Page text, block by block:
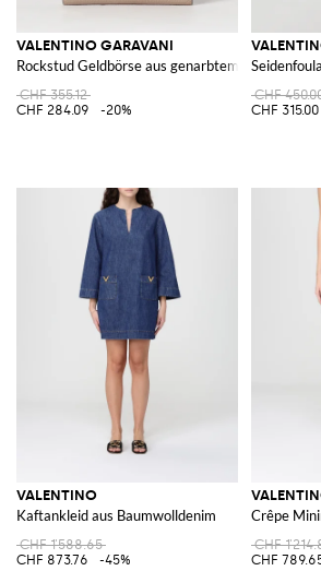
VALENTINO GARAVANI
Rockstud Geldbörse aus genarbtem Leder
CHF 355.12
CHF 284.09
-20%
CHF
CHF 315.00
VALENTINO
Kaftankleid aus Baumwolldenim
CHF 1'588.65
CHF 873.76
-45%
Crêpe
CHF
CHF